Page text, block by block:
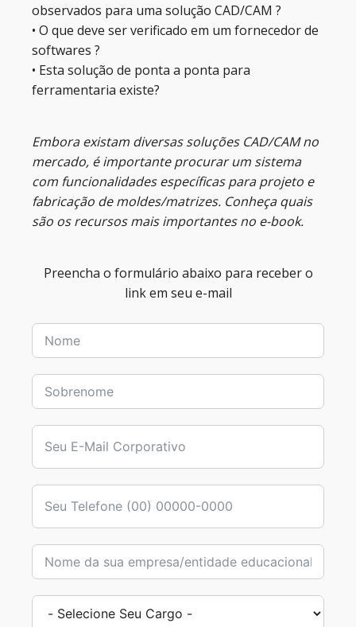
observados para uma solução CAD/CAM ?
• O que deve ser verificado em um fornecedor de
softwares ?
• Esta solução de ponta a ponta para
ferramentaria existe?
Embora existam diversas soluções CAD/CAM no
mercado, é importante procurar um sistema
com funcionalidades específicas para projeto e
fabricação de moldes/matrizes. Conheça quais
são os recursos mais importantes no e-book.
Preencha o formulário abaixo para receber o
link em seu e-mail